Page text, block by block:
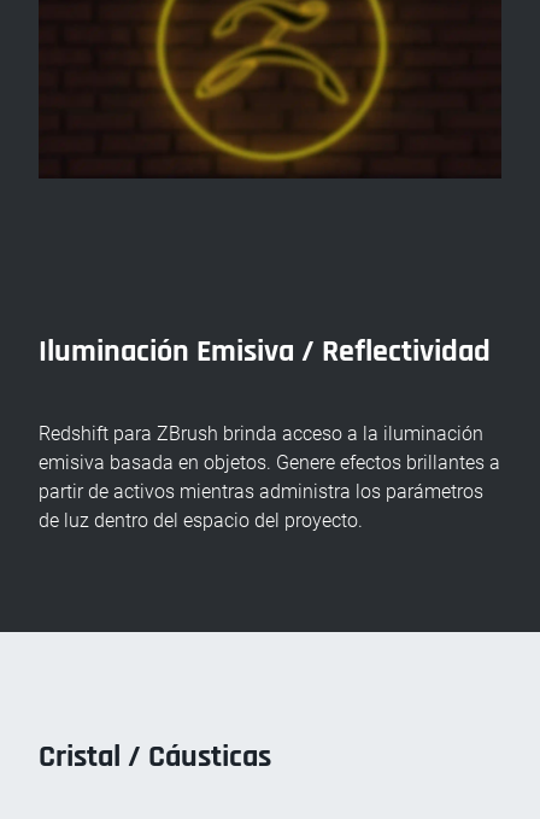
Iluminación Emisiva / Reflectividad
Redshift para ZBrush brinda acceso a la iluminación
emisiva basada en objetos. Genere efectos brillantes a
partir de activos mientras administra los parámetros
de luz dentro del espacio del proyecto.
Cristal / Cáusticas